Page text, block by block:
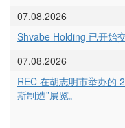
07.08.2026
Shvabe Holding 已开始
07.08.2026
REC 在胡志明市举办的
斯制造”展览。